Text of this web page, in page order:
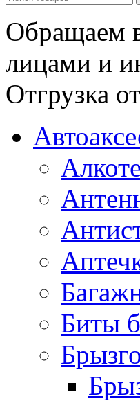
Обращаем
лицами и
Отгрузка
Биты